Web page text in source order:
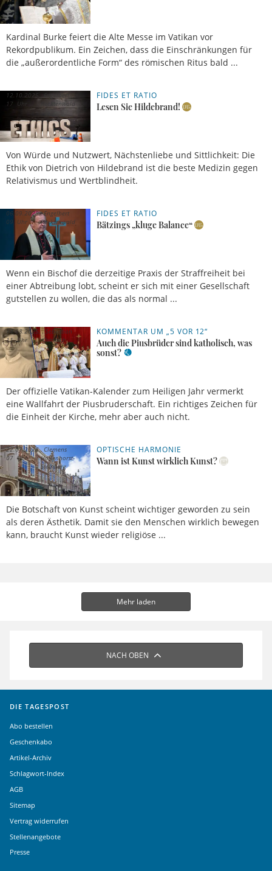
Kardinal Burke feiert die Alte Messe im Vatikan vor
Rekordpublikum. Ein Zeichen, dass die Einschränkungen für
die „außerordentliche Form“ des römischen Ritus bald ...
FIDES ET RATIO
Lesen Sie Hildebrand!
Von Würde und Nutzwert, Nächstenliebe und Sittlichkeit: Die
Ethik von Dietrich von Hildebrand ist die beste Medizin gegen
Relativismus und Wertblindheit.
12.10.2025,
17 Uhr
Engelbert
Recktenwald
FIDES ET RATIO
Bätzings „kluge Balance“
Wenn ein Bischof die derzeitige Praxis der Straffreiheit bei
einer Abtreibung lobt, scheint er sich mit einer Gesellschaft
gutstellen zu wollen, die das als normal ...
06.09.2025,
09 Uhr
Engelbert
Recktenwald
KOMMENTAR UM „5 VOR 12“
Auch die Piusbrüder sind katholisch, was
sonst?
Der offizielle Vatikan-Kalender zum Heiligen Jahr vermerkt
eine Wallfahrt der Piusbruderschaft. Ein richtiges Zeichen für
die Einheit der Kirche, mehr aber auch nicht.
14.08.2025,
11 Uhr
Sebastian
Ostritsch
OPTISCHE HARMONIE
Wann ist Kunst wirklich Kunst?
Die Botschaft von Kunst scheint wichtiger geworden zu sein
als deren Ästhetik. Damit sie den Menschen wirklich bewegen
kann, braucht Kunst wieder religiöse ...
22.07.2025,
07 Uhr
Clemens
Hollenhorst-
Steinberg
Mehr laden
NACH OBEN
DIE TAGESPOST
Abo bestellen
Geschenkabo
Artikel-Archiv
Schlagwort-Index
AGB
Sitemap
Vertrag widerrufen
Stellenangebote
Presse